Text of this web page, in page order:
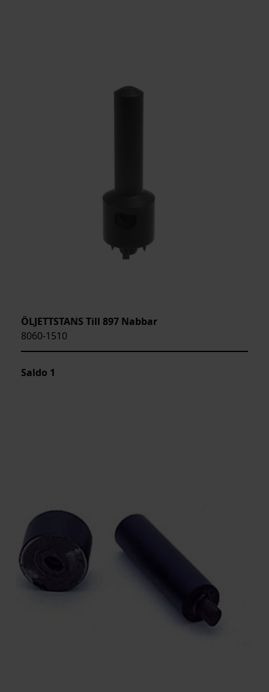
ÖLJETTSTANS Till 897 Nabbar
8060-1510
Saldo 1